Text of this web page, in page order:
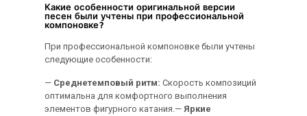
Какие особенности оригинальной версии
песен были учтены при профессиональной
компоновке?
При профессиональной компоновке были учтены
следующие особенности:
— Среднетемповый ритм: Скорость композиций
оптимальна для комфортного выполнения
элементов фигурного катания.— Яркие